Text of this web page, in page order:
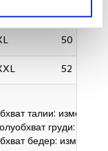
48
50
52
талии:
груди:
бедер: